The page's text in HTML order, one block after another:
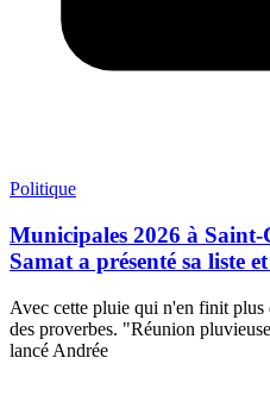
Politique
Municipales 2026 à
Samat a présenté sa liste
Avec cette pluie qui n'en finit
des proverbes. "Réunion
lancé Andrée